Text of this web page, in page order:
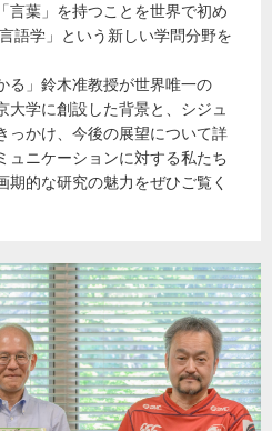
言葉」を持つことを世界で初め
語学」という新しい学問分野を
る」鈴木准教授が世界唯一の
大学に創設した背景と、シジュ
っかけ、今後の展望について詳
ュニケーションに対する私たち
的な研究の魅力をぜひご覧く